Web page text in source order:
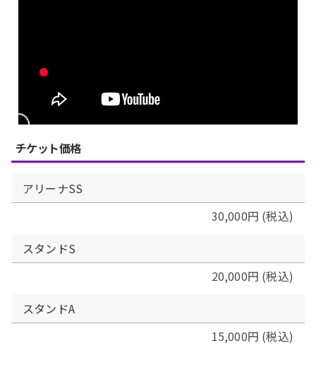
チケット価格
アリーナSS
30,000円 (税込)
スタンドS
20,000円 (税込)
スタンドA
15,000円 (税込)